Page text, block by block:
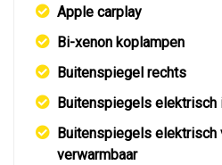
Apple carplay
Bi-xenon koplampen
Buitenspiegel rechts
Buitenspiegels elektrisch
Buitenspiegels elektrisch
verwarmbaar